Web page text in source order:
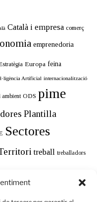
Català i empresa comerç
emprenedoria
Europa feina
Artificial internacionalització
ambient ODS pime
Plantilla
Sectores
treball treballadors